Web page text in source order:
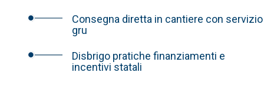
Consegna diretta in cantiere con servizio
gru
Disbrigo pratiche finanziamenti e
incentivi statali